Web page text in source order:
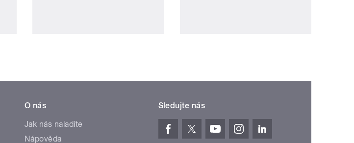
O nás
Jak nás naladíte
Nápověda
Sledujte nás